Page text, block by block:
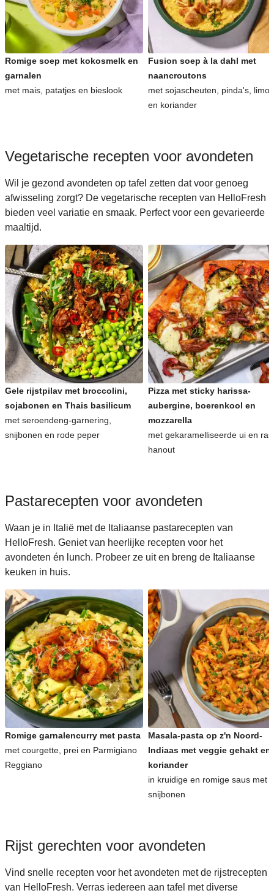
Romige soep met kokosmelk en
garnalen
met mais, patatjes en bieslook
Fusion soep à la dahl met
naancroutons
met sojascheuten, pinda's,
en koriander
Vegetarische recepten voor avondeten
Wil je gezond avondeten op tafel zetten dat voor genoeg
afwisseling zorgt? De vegetarische recepten van HelloFresh
bieden veel variatie en smaak. Perfect voor een gevarieerde
maaltijd.
Gele rijstpilav met broccolini,
sojabonen en Thais basilicum
met seroendeng-garnering,
snijbonen en rode peper
Pizza met sticky harissa-
aubergine, boerenkool en
mozzarella
met gekaramelliseerde ui en
hanout
Pastarecepten voor avondeten
Waan je in Italië met de Italiaanse pastarecepten van
HelloFresh. Geniet van heerlijke recepten voor het
avondeten én lunch. Probeer ze uit en breng de Italiaanse
keuken in huis.
Romige garnalencurry met pasta
met courgette, prei en Parmigiano
Reggiano
Masala-pasta op z'n Noord-
Indiaas met veggie gehakt en
koriander
in kruidige en romige saus met
snijbonen
Rijst gerechten voor avondeten
Vind snelle recepten voor het avondeten met de rijstrecepten
van HelloFresh. Verras iedereen aan tafel met diverse